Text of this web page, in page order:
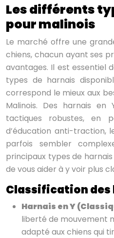
Les différents
pour malinois
Le marché offre une
chiens, chacun ayant ses
avantages. Il est essentiel
types de harnais
correspond le mieux aux
Malinois. Des harnais en
tactiques robustes, en
d’éducation anti-traction,
parfois sembler
principaux types de
de vous aider à y voir plus
Classification des
Harnais en Y
liberté de mouvement
adapté aux chiens qui